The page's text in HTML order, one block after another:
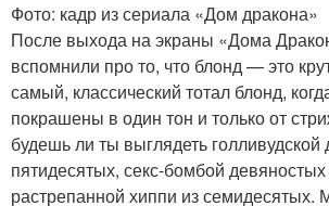
Фото: кадр из сериала «Дом дракона»
После выхода на экраны «Дома
вспомнили про то, что блонд — это
самый, классический тотал блонд,
покрашены в один тон и только от
будешь ли ты выглядеть голливудской
пятидесятых, секс-бомбой
растрепанной хиппи из семидесятых.